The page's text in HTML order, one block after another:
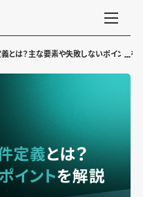
とは？主な要素や失敗しないポイントを